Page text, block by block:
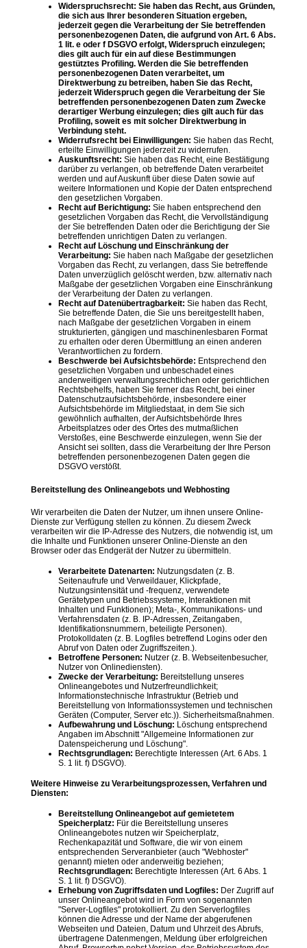
Widerspruchsrecht: Sie haben das Recht, aus Gründen,
die sich aus Ihrer besonderen Situation ergeben,
jederzeit gegen die Verarbeitung der Sie betreffenden
personenbezogenen Daten, die aufgrund von Art. 6 Abs.
1 lit. e oder f DSGVO erfolgt, Widerspruch einzulegen;
dies gilt auch für ein auf diese Bestimmungen
gestütztes Profiling. Werden die Sie betreffenden
personenbezogenen Daten verarbeitet, um
Direktwerbung zu betreiben, haben Sie das Recht,
jederzeit Widerspruch gegen die Verarbeitung der Sie
betreffenden personenbezogenen Daten zum Zwecke
derartiger Werbung einzulegen; dies gilt auch für das
Profiling, soweit es mit solcher Direktwerbung in
Verbindung steht.
Widerrufsrecht bei Einwilligungen: Sie haben das Recht,
erteilte Einwilligungen jederzeit zu widerrufen.
Auskunftsrecht: Sie haben das Recht, eine Bestätigung
darüber zu verlangen, ob betreffende Daten verarbeitet
werden und auf Auskunft über diese Daten sowie auf
weitere Informationen und Kopie der Daten entsprechend
den gesetzlichen Vorgaben.
Recht auf Berichtigung: Sie haben entsprechend den
gesetzlichen Vorgaben das Recht, die Vervollständigung
der Sie betreffenden Daten oder die Berichtigung der Sie
betreffenden unrichtigen Daten zu verlangen.
Recht auf Löschung und Einschränkung der
Verarbeitung: Sie haben nach Maßgabe der gesetzlichen
Vorgaben das Recht, zu verlangen, dass Sie betreffende
Daten unverzüglich gelöscht werden, bzw. alternativ nach
Maßgabe der gesetzlichen Vorgaben eine Einschränkung
der Verarbeitung der Daten zu verlangen.
Recht auf Datenübertragbarkeit: Sie haben das Recht,
Sie betreffende Daten, die Sie uns bereitgestellt haben,
nach Maßgabe der gesetzlichen Vorgaben in einem
strukturierten, gängigen und maschinenlesbaren Format
zu erhalten oder deren Übermittlung an einen anderen
Verantwortlichen zu fordern.
Beschwerde bei Aufsichtsbehörde: Entsprechend den
gesetzlichen Vorgaben und unbeschadet eines
anderweitigen verwaltungsrechtlichen oder gerichtlichen
Rechtsbehelfs, haben Sie ferner das Recht, bei einer
Datenschutzaufsichtsbehörde, insbesondere einer
Aufsichtsbehörde im Mitgliedstaat, in dem Sie sich
gewöhnlich aufhalten, der Aufsichtsbehörde Ihres
Arbeitsplatzes oder des Ortes des mutmaßlichen
Verstoßes, eine Beschwerde einzulegen, wenn Sie der
Ansicht sei sollten, dass die Verarbeitung der Ihre Person
betreffenden personenbezogenen Daten gegen die
DSGVO verstößt.
Bereitstellung des Onlineangebots und Webhosting
Wir verarbeiten die Daten der Nutzer, um ihnen unsere Online-
Dienste zur Verfügung stellen zu können. Zu diesem Zweck
verarbeiten wir die IP-Adresse des Nutzers, die notwendig ist, um
die Inhalte und Funktionen unserer Online-Dienste an den
Browser oder das Endgerät der Nutzer zu übermitteln.
Verarbeitete Datenarten: Nutzungsdaten (z. B.
Seitenaufrufe und Verweildauer, Klickpfade,
Nutzungsintensität und -frequenz, verwendete
Gerätetypen und Betriebssysteme, Interaktionen mit
Inhalten und Funktionen); Meta-, Kommunikations- und
Verfahrensdaten (z. B. IP-Adressen, Zeitangaben,
Identifikationsnummern, beteiligte Personen).
Protokolldaten (z. B. Logfiles betreffend Logins oder den
Abruf von Daten oder Zugriffszeiten.).
Betroffene Personen: Nutzer (z. B. Webseitenbesucher,
Nutzer von Onlinediensten).
Zwecke der Verarbeitung: Bereitstellung unseres
Onlineangebotes und Nutzerfreundlichkeit;
Informationstechnische Infrastruktur (Betrieb und
Bereitstellung von Informationssystemen und technischen
Geräten (Computer, Server etc.)). Sicherheitsmaßnahmen.
Aufbewahrung und Löschung: Löschung entsprechend
Angaben im Abschnitt "Allgemeine Informationen zur
Datenspeicherung und Löschung".
Rechtsgrundlagen: Berechtigte Interessen (Art. 6 Abs. 1
S. 1 lit. f) DSGVO).
Weitere Hinweise zu Verarbeitungsprozessen, Verfahren und
Diensten:
Bereitstellung Onlineangebot auf gemietetem
Speicherplatz: Für die Bereitstellung unseres
Onlineangebotes nutzen wir Speicherplatz,
Rechenkapazität und Software, die wir von einem
entsprechenden Serveranbieter (auch "Webhoster"
genannt) mieten oder anderweitig beziehen;
Rechtsgrundlagen: Berechtigte Interessen (Art. 6 Abs. 1
S. 1 lit. f) DSGVO).
Erhebung von Zugriffsdaten und Logfiles: Der Zugriff auf
unser Onlineangebot wird in Form von sogenannten
"Server-Logfiles" protokolliert. Zu den Serverlogfiles
können die Adresse und der Name der abgerufenen
Webseiten und Dateien, Datum und Uhrzeit des Abrufs,
übertragene Datenmengen, Meldung über erfolgreichen